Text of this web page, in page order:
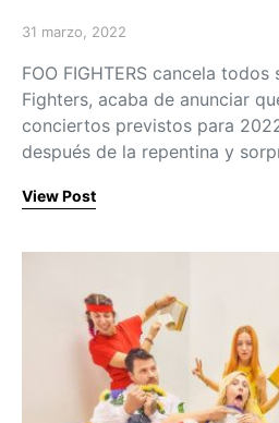
Posted on
31 marzo, 2022
FOO FIGHTERS cancela
Fighters, acaba de anunciar
conciertos previstos para
después de la repentina y
View Post